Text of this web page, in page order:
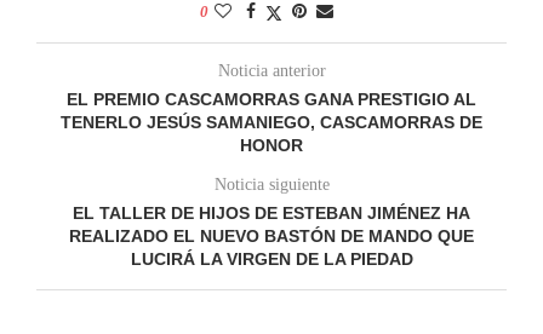
0
Noticia anterior
EL PREMIO CASCAMORRAS GANA PRESTIGIO AL
TENERLO JESÚS SAMANIEGO, CASCAMORRAS DE
HONOR
Noticia siguiente
EL TALLER DE HIJOS DE ESTEBAN JIMÉNEZ HA
REALIZADO EL NUEVO BASTÓN DE MANDO QUE
LUCIRÁ LA VIRGEN DE LA PIEDAD